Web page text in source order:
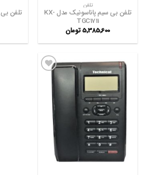
تلفن
تلفن بی سیم پاناسونیک مدل KX-
TGC1711
5,385,600 تومان
افزودن
علاقه
مندی